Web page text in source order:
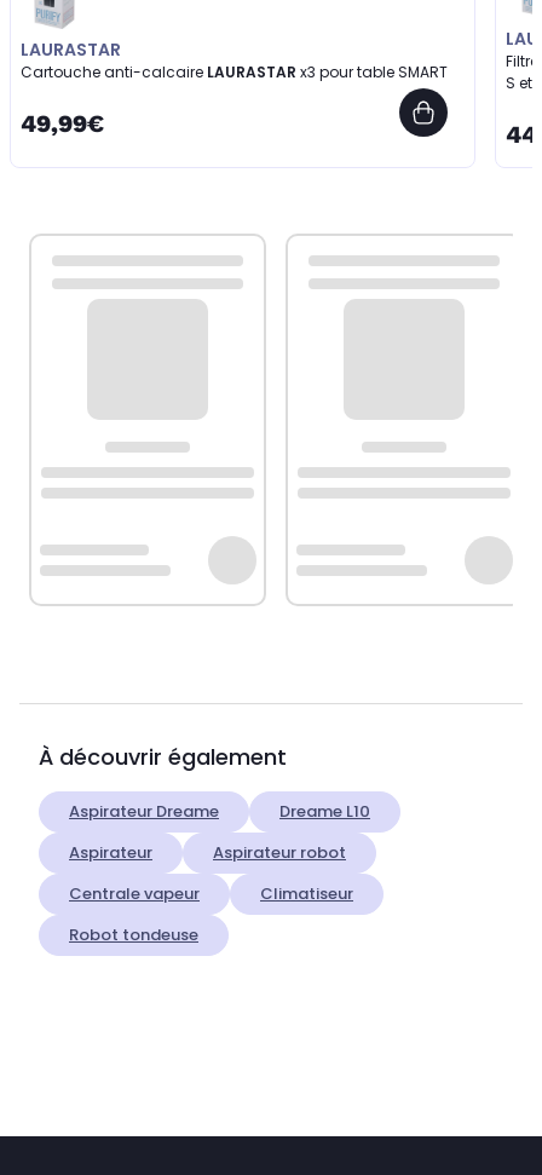
LAURASTAR
Cartouche anti-calcaire LAURASTAR x3 pour table SMART
49,99€
S et
À découvrir également
Aspirateur Dreame
Dreame L10
Aspirateur
Aspirateur robot
Centrale vapeur
Climatiseur
Robot tondeuse